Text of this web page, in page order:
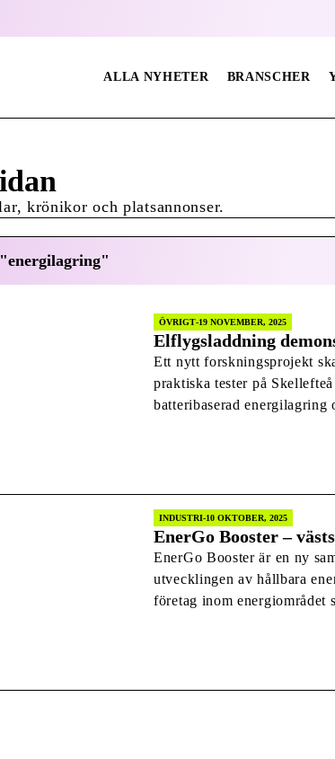
ALLA NYHETER BRANSCHER
krönikor och platsannonser.
ÖVRIGT 19 NOVEMBER, 2025
Elflygsladdning
Ett nytt forskningsprojekt
praktiska tester på
batteribaserad
INDUSTRI 10 OKTOBER, 2025
EnerGo Booster –
EnerGo Booster är en ny
utvecklingen av hållbara
företag inom energiområdet